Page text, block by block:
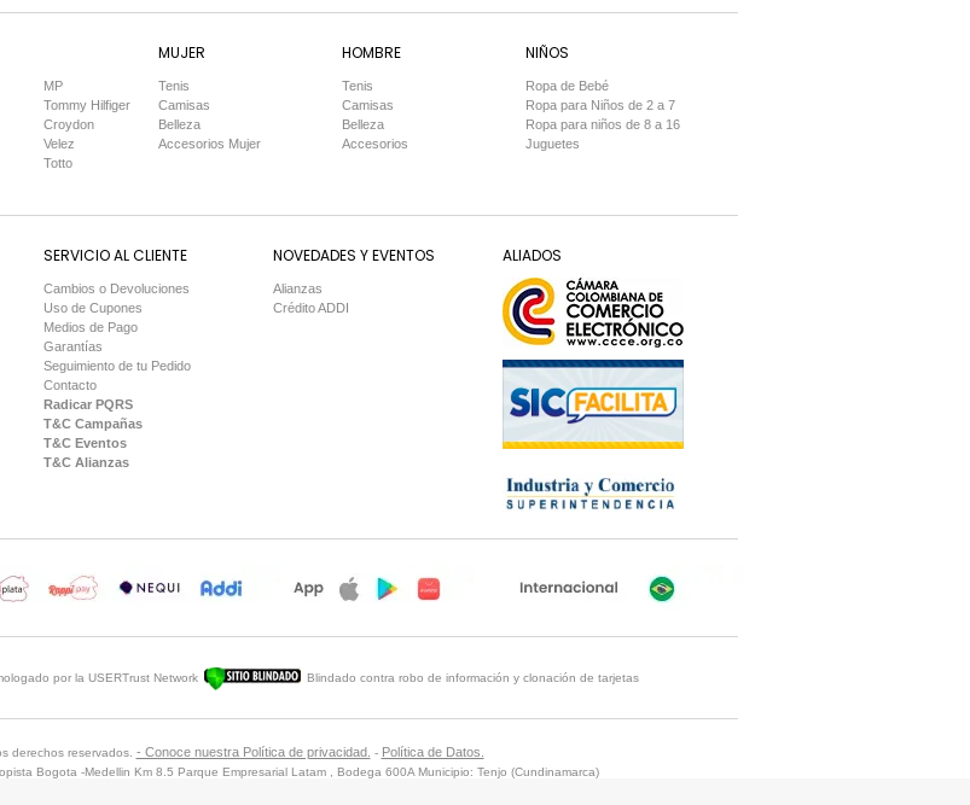
MP
Tommy Hilfiger
Croydon
Velez
Totto
MUJER
Tenis
Camisas
Belleza
Accesorios Mujer
HOMBRE
Tenis
Camisas
Belleza
Accesorios
NIÑOS
Ropa de Bebé
Ropa para Niños de 2 a 7
Ropa para niños de 8 a 16
Juguetes
SERVICIO AL CLIENTE
Cambios o Devoluciones
Uso de Cupones
Medios de Pago
Garantías
Seguimiento de tu Pedido
Contacto
Radicar PQRS
T&C Campañas
T&C Eventos
T&C Alianzas
NOVEDADES Y EVENTOS
Alianzas
Crédito ADDI
ALIADOS
por la USERTrust Network
Sitio Blindado Blindado contra robo de información y clonación de tarjetas
derechos reservados. - Conoce nuestra Política de privacidad. - Política de Datos.
Bogota -Medellin Km 8.5 Parque Empresarial Latam , Bodega 600A Municipio: Tenjo (Cundinamarca)